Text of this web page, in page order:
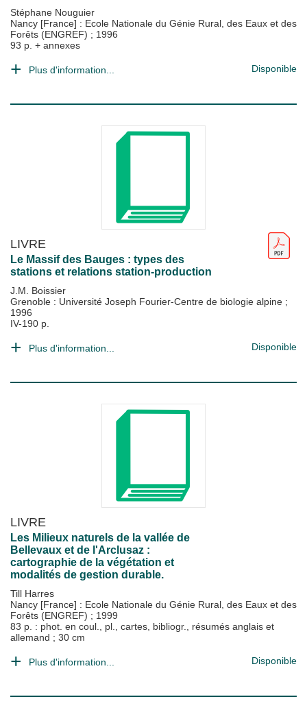
Stéphane Nouguier
Nancy [France] : Ecole Nationale du Génie Rural, des Eaux et des
Forêts (ENGREF) ; 1996
93 p. + annexes
Plus d'information... Disponible
LIVRE
Le Massif des Bauges : types des
stations et relations station-production
J.M. Boissier
Grenoble : Université Joseph Fourier-Centre de biologie alpine ;
1996
IV-190 p.
Plus d'information... Disponible
LIVRE
Les Milieux naturels de la vallée de
Bellevaux et de l'Arclusaz :
cartographie de la végétation et
modalités de gestion durable.
Till Harres
Nancy [France] : Ecole Nationale du Génie Rural, des Eaux et des
Forêts (ENGREF) ; 1999
83 p. : phot. en coul., pl., cartes, bibliogr., résumés anglais et
allemand ; 30 cm
Plus d'information... Disponible